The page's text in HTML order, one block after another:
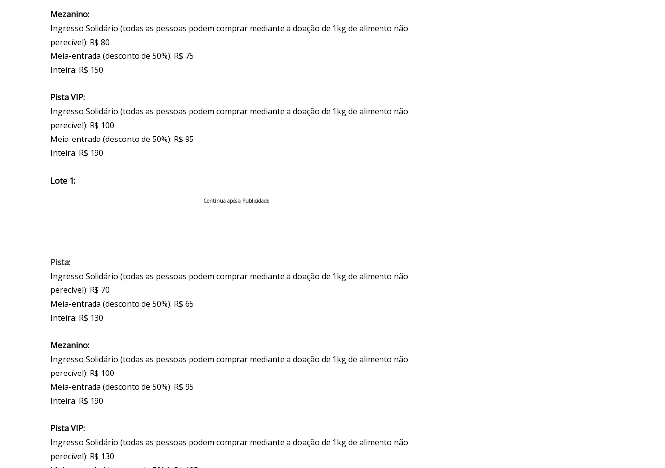
Mezanino:
Ingresso Solidário (todas as pessoas podem comprar mediante a doação de 1kg de alimento não
perecível): R$ 80
Meia-entrada (desconto de 50%): R$ 75
Inteira: R$ 150
Pista VIP:
Ingresso Solidário (todas as pessoas podem comprar mediante a doação de 1kg de alimento não
perecível): R$ 100
Meia-entrada (desconto de 50%): R$ 95
Inteira: R$ 190
Lote 1:
Continua após a Publicidade
Pista:
Ingresso Solidário (todas as pessoas podem comprar mediante a doação de 1kg de alimento não
perecível): R$ 70
Meia-entrada (desconto de 50%): R$ 65
Inteira: R$ 130
Mezanino:
Ingresso Solidário (todas as pessoas podem comprar mediante a doação de 1kg de alimento não
perecível): R$ 100
Meia-entrada (desconto de 50%): R$ 95
Inteira: R$ 190
Pista VIP:
Ingresso Solidário (todas as pessoas podem comprar mediante a doação de 1kg de alimento não
perecível): R$ 130